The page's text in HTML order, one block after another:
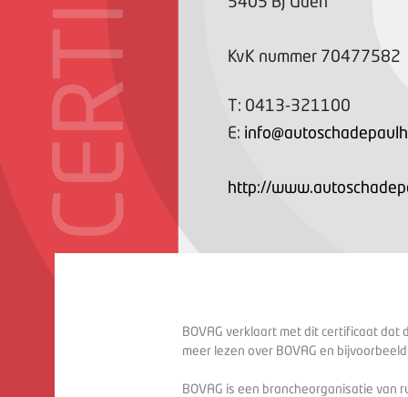
KvK nummer 70477582
T: 0413-321100
E:
http://
BOVAG verklaart met dit certificaat dat
meer lezen over BOVAG en
BOVAG is een brancheorganisatie van